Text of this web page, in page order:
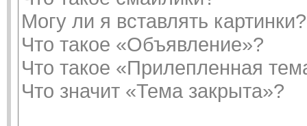
Могу ли я вставлять картинки?
Что такое «Объявление»?
Что такое «Прилепленная
Что значит «Тема закрыта»?